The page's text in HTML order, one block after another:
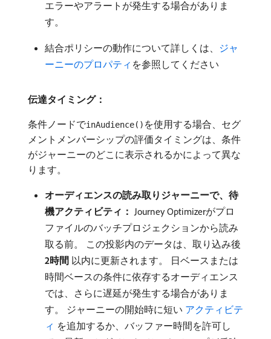
エラーやアラートが発生する場合がありま
す。
結合ポリシーの動作について詳しくは、 ジャ
ーニーのプロパティ を参照してください
伝達タイミング：
条件ノードでinAudience() を使用する場合、セグ
メントメンバーシップの評価タイミングは、条件
がジャーニーのどこに表示されるかによって異な
ります。
オーディエンスの読み取りジャーニーで、待
機アクティビティ： Journey Optimizerがプロ
ファイルのバッチプロジェクションから読み
取る前。 この投影内のデータは、取り込み後​
2時間 ​以内に更新されます。 日ベースまたは
時間ベースの条件に依存するオーディエンス
では、さらに遅延が発生する場合がありま
す。 ジャーニーの開始時に短い ​ アクティビテ
ィ ​ を追加するか、バッファー時間を許可し